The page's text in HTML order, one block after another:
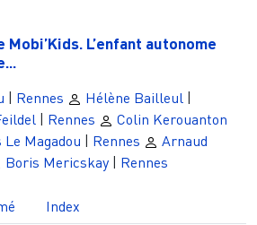
L’enfant autonome
Rennes Hélène Bailleul
Rennes
Colin Kerouanton
Le Magadou Rennes
Arnaud
Boris Mericskay Rennes
Index